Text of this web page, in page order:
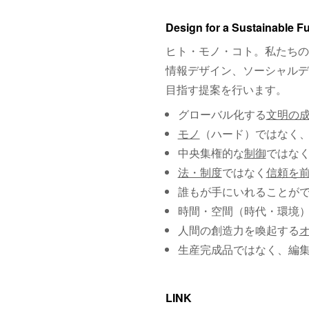
Design for a Sustainable
ヒト・モノ・コト。私たち
情報デザイン、ソーシャル
目指す提案を行います。
グローバル化する文明の
モノ （ハード）ではなく
中央集権的な制御ではな
法・制度ではなく 信頼を
誰もが手にいれることが
時間・空間（時代・環境
人間の創造力を喚起する
生産完成品ではなく、編
LINK